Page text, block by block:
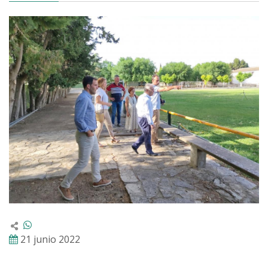
21 junio 2022